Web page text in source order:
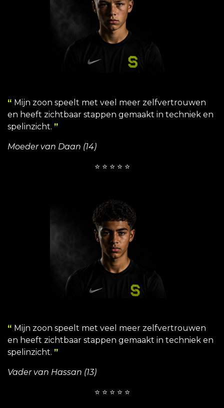
“ Mijn zoon speelt met veel meer zelfvertrouwen
en heeft zichtbaar stappen gemaakt in techniek en
spelinzicht. ”
Moeder van Daan (14)
⭐ ⭐ ⭐ ⭐ ⭐
“ Mijn zoon speelt met veel meer zelfvertrouwen
en heeft zichtbaar stappen gemaakt in techniek en
spelinzicht. ”
Vader van Hassan (13)
⭐ ⭐ ⭐ ⭐ ⭐